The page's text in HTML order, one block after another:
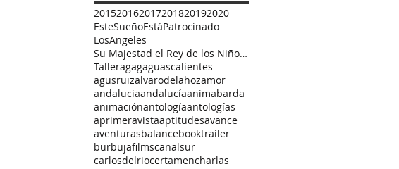
201520162017201820192020
EsteSueñoEstáPatrocinado
LosAngeles
Su Majestad el Rey de los Niños Zombis
Talleragagaguascalientes
agusruizalvarodelahozamor
andaluciaandalucíaanimabarda
animaciónantologíaantologías
aprimeravistaaptitudesavance
aventurasbalancebooktrailer
burbujafilmscanalsur
carlosdelriocertamencharlas